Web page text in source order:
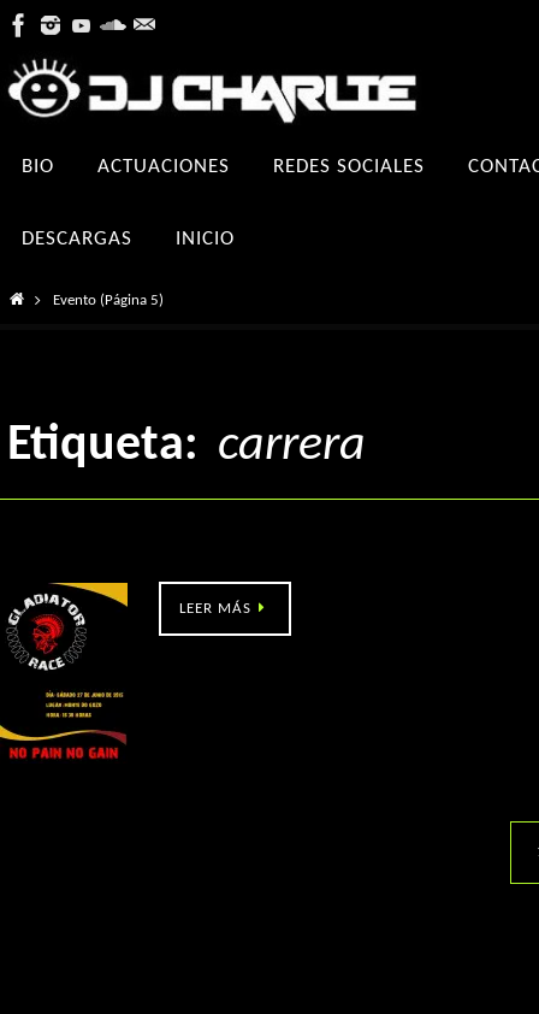
contenido
BIO ACTUACIONES REDES SOCIALES
DESCARGAS INICIO
InicioEvento(Página 5)
Etiqueta: carrera
LEER MÁS